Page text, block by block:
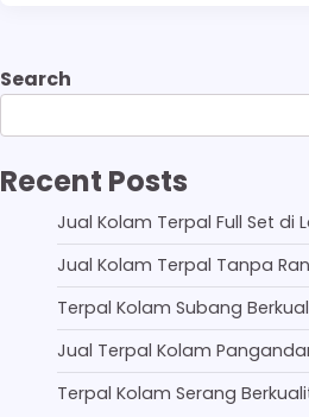
Search
Recent Posts
Jual Kolam Terpal Full Set di
Jual Kolam Terpal Tanpa
Terpal Kolam Subang
Jual Terpal Kolam
Terpal Kolam Serang